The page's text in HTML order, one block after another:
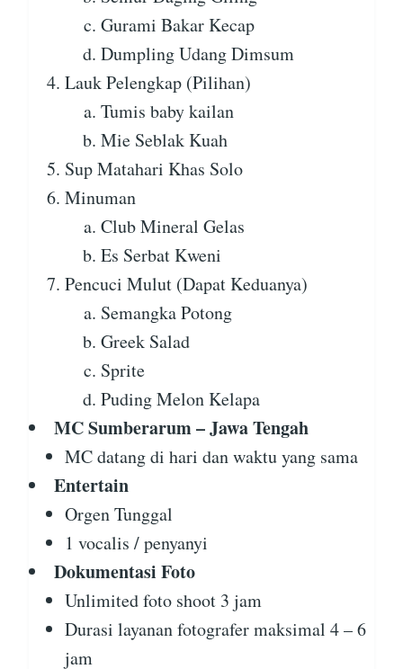
Gurami Bakar Kecap
Dumpling Udang Dimsum
Lauk Pelengkap (Pilihan)
Tumis baby kailan
Mie Seblak Kuah
Sup Matahari Khas Solo
Minuman
Club Mineral Gelas
Es Serbat Kweni
Pencuci Mulut (Dapat Keduanya)
Semangka Potong
Greek Salad
Sprite
Puding Melon Kelapa
MC Sumberarum – Jawa Tengah
MC datang di hari dan waktu yang sama
Entertain
Orgen Tunggal
1 vocalis / penyanyi
Dokumentasi Foto
Unlimited foto shoot 3 jam
Durasi layanan fotografer maksimal 4 – 6
jam